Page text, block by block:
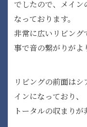
でしたので、メイン
なっております。
非常に広いリビング
事で音の繋がりがよ
リビングの前面は
インになっており、
トータルの収まりが